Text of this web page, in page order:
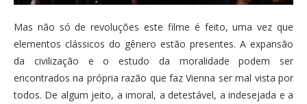
Mas não só de revoluções este filme é feito, uma vez que
elementos clássicos do gênero estão presentes. A expansão
da civilização e o estudo da moralidade podem ser
encontrados na própria razão que faz Vienna ser mal vista por
todos. De algum jeito, a imoral, a detestável, a indesejada e a